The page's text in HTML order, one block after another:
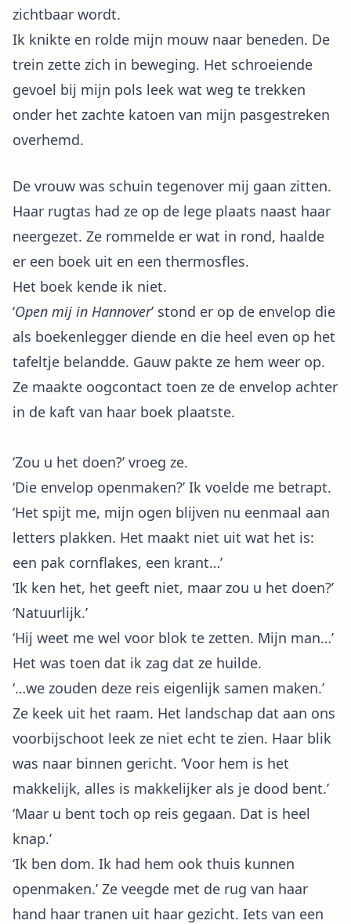
zichtbaar wordt.
Ik knikte en rolde mijn mouw naar beneden. De
trein zette zich in beweging. Het schroeiende
gevoel bij mijn pols leek wat weg te trekken
onder het zachte katoen van mijn pasgestreken
overhemd.
De vrouw was schuin tegenover mij gaan zitten.
Haar rugtas had ze op de lege plaats naast haar
neergezet. Ze rommelde er wat in rond, haalde
er een boek uit en een thermosfles.
Het boek kende ik niet.
‘Open mij in Hannover’ stond er op de envelop die
als boekenlegger diende en die heel even op het
tafeltje belandde. Gauw pakte ze hem weer op.
Ze maakte oogcontact toen ze de envelop achter
in de kaft van haar boek plaatste.
‘Zou u het doen?’ vroeg ze.
‘Die envelop openmaken?’ Ik voelde me betrapt.
‘Het spijt me, mijn ogen blijven nu eenmaal aan
letters plakken. Het maakt niet uit wat het is:
een pak cornflakes, een krant…’
‘Ik ken het, het geeft niet, maar zou u het doen?’
‘Natuurlijk.’
‘Hij weet me wel voor blok te zetten. Mijn man…’
Het was toen dat ik zag dat ze huilde.
‘…we zouden deze reis eigenlijk samen maken.’
Ze keek uit het raam. Het landschap dat aan ons
voorbijschoot leek ze niet echt te zien. Haar blik
was naar binnen gericht. ‘Voor hem is het
makkelijk, alles is makkelijker als je dood bent.’
‘Maar u bent toch op reis gegaan. Dat is heel
knap.’
‘Ik ben dom. Ik had hem ook thuis kunnen
openmaken.’ Ze veegde met de rug van haar
hand haar tranen uit haar gezicht. Iets van een